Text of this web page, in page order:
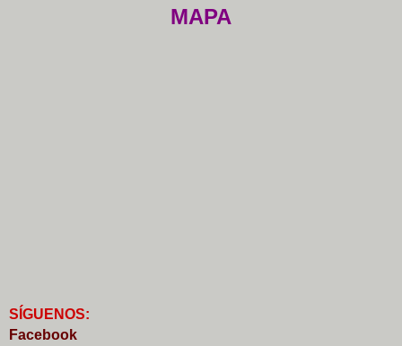
MAPA
S GUENOS:
Facebook